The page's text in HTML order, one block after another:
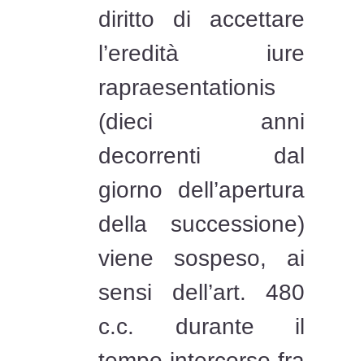
diritto di accettare
l’eredità iure
rapraesentationis
(dieci anni
decorrenti dal
giorno dell’apertura
della successione)
viene sospeso, ai
sensi dell’art. 480
c.c. durante il